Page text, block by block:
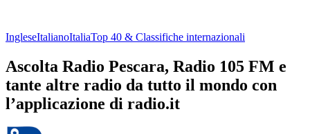
IngleseItalianoItaliaTop 40 & Classifiche internazionali
Ascolta Radio Pescara, Radio 105 FM e
tante altre radio da tutto il mondo con
l’applicazione di radio.it